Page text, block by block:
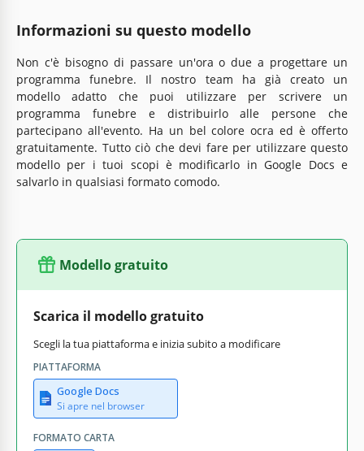
Informazioni su questo modello
Non c'è bisogno di passare un'ora o due a progettare un
programma funebre. Il nostro team ha già creato un
modello adatto che puoi utilizzare per scrivere un
programma funebre e distribuirlo alle persone che
partecipano all'evento. Ha un bel colore ocra ed è offerto
gratuitamente. Tutto ciò che devi fare per utilizzare questo
modello per i tuoi scopi è modificarlo in Google Docs e
salvarlo in qualsiasi formato comodo.
Modello gratuito
Scarica il modello gratuito
Scegli la tua piattaforma e inizia subito a modificare
PIATTAFORMA
Google Docs
Si apre nel browser
FORMATO CARTA